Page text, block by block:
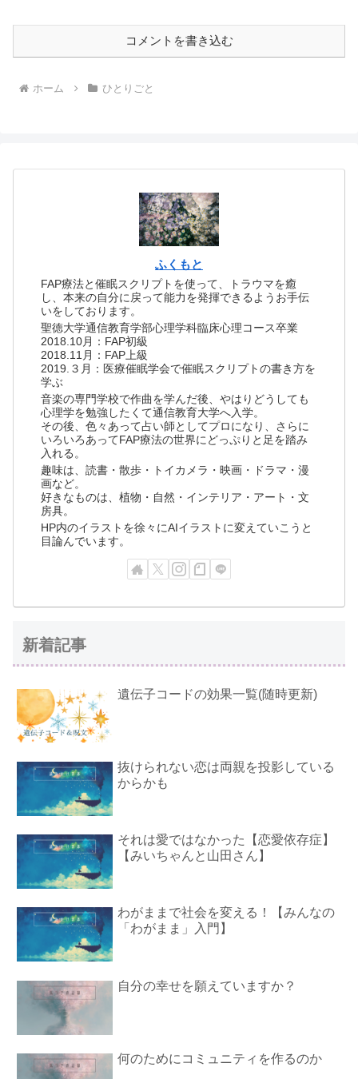
コメントを書き込む
ホーム ひとりごと
ふくもと
FAP療法と催眠スクリプトを使って、トラウマを癒
し、本来の自分に戻って能力を発揮できるようお手伝
いをしております。
聖徳大学通信教育学部心理学科臨床心理コース卒業
2018.10月：FAP初級
2018.11月：FAP上級
2019.３月：医療催眠学会で催眠スクリプトの書き方を
学ぶ
音楽の専門学校で作曲を学んだ後、やはりどうしても
心理学を勉強したくて通信教育大学へ入学。
その後、色々あって占い師としてプロになり、さらに
いろいろあってFAP療法の世界にどっぷりと足を踏み
入れる。
趣味は、読書・散歩・トイカメラ・映画・ドラマ・漫
画など。
好きなものは、植物・自然・インテリア・アート・文
房具。
HP内のイラストを徐々にAIイラストに変えていこうと
目論んでいます。
新着記事
遺伝子コードの効果一覧(随時更新)
抜けられない恋は両親を投影している
からかも
それは愛ではなかった【恋愛依存症】
【みいちゃんと山田さん】
わがままで社会を変える！【みんなの
「わがまま」入門】
自分の幸せを願えていますか？
何のためにコミュニティを作るのか